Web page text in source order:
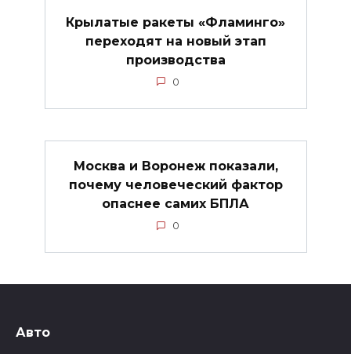
Крылатые ракеты «Фламинго»
переходят на новый этап
производства
0
Москва и Воронеж показали,
почему человеческий фактор
опаснее самих БПЛА
0
Авто